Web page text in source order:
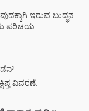
ಇರುವ ಬುದ್ಧನ
ಪರಿಚಯ.
ವಿವರಣೆ.